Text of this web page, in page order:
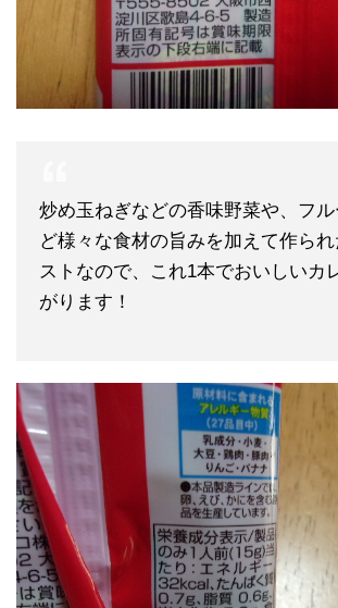
炒め玉ねぎなどの香味野菜や、フ
ど様々な食材の旨みを加えて作ら
ストなので、
これ1本でおいしいカ
がります！